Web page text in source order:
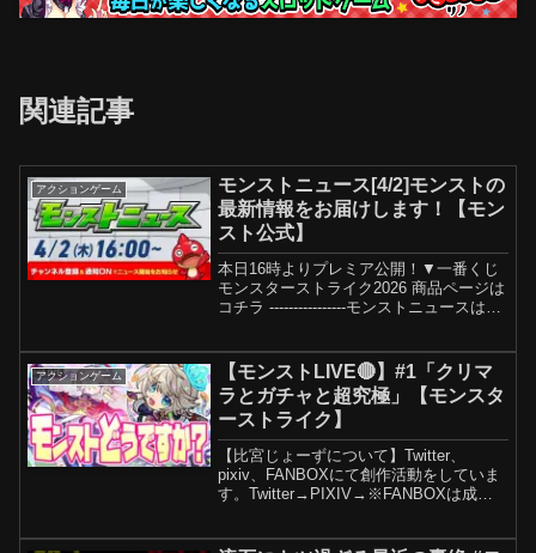
関連記事
アクションゲーム
モンストニュース[4/2]モンストの
最新情報をお届けします！【モン
スト公式】
本日16時よりプレミア公開！▼一番くじ
モンスターストライク2026 商品ページは
コチラ ----------------モンストニュースはモ
章・画像等をはじめとした...
アクションゲーム
【モンストLIVE🔴】#1「クリマ
ラとガチャと超究極」【モンスタ
ーストライク】
【比宮じょーずについて】Twitter、
pixiv、FANBOXにて創作活動をしていま
す。Twitter→PIXIV→※FANBOXは成人